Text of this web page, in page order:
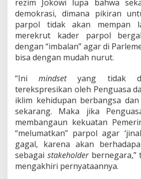
rezim Jokowi lupa bahwa
demokrasi, dimana pikiran
parpol tidak akan mempan
merekrut kader parpol
dengan “imbalan” agar di
bisa dengan mudah nurut.
“Inimindsetyang tidak
terekspresikan oleh Penguasa
iklim kehidupan berbangsa
sekarang. Maka jika
membangaun kekuatan
“melumatkan” parpol agar
gagal, karena akan
sebagai stakeholderbernegara,”
mengakhiri pernyataannya.